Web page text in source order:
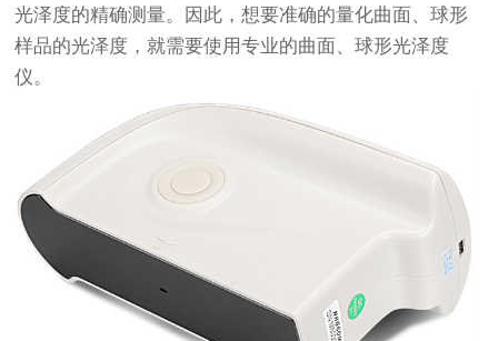
光泽度的精确测量。因此，想要准确的量化曲面、球形
样品的光泽度，就需要使用专业的曲面、球形光泽度
仪。